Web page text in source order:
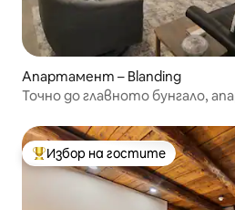
Апартамент – Blanding
Точно до главното бунгало,
Най-популярен избор на
Избор на гостите